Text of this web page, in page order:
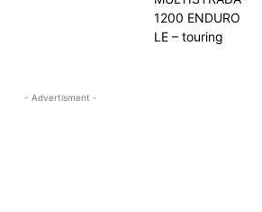
- Advertisment -